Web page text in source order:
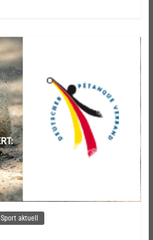
Sport aktuell